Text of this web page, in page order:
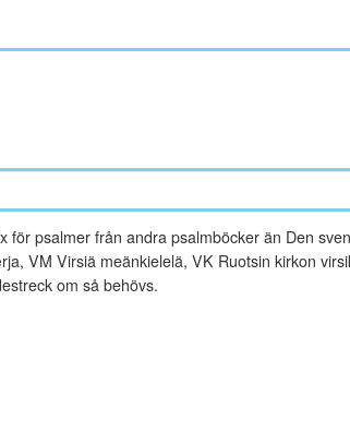
psalmer från andra psalmböcker än Den
VM Virsiä meänkielelä, VK Ruotsin kirkon
om så behövs.